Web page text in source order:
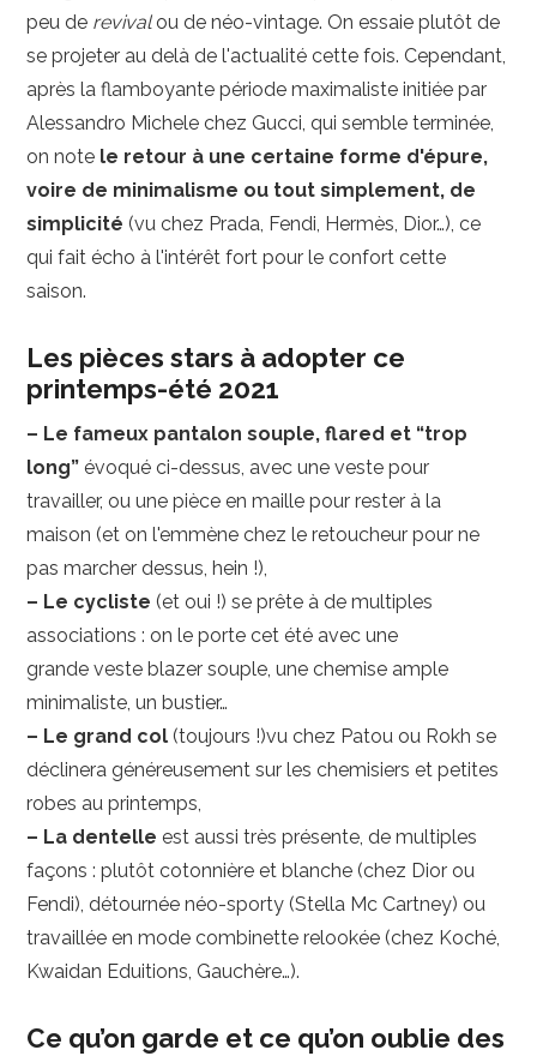
peu de revivalou de néo-vintage. On essaie plutôt de
se projeter au delà de l'actualité cette fois. Cependant,
après la flamboyante période maximaliste initiée par
Alessandro Michele chez Gucci, qui semble terminée,
on note le retour à une certaine forme d'épure,
voire de minimalisme ou tout simplement, de
simplicité (vu chez Prada, Fendi, Hermès, Dior…), ce
qui fait écho à l'intérêt fort pour le confort cette
saison.
Les pièces stars à adopter ce
printemps-été 2021
– Le fameux pantalon souple, flared et “trop
long” évoqué ci-dessus, avec une veste pour
travailler, ou une pièce en maille pour rester à la
maison (et on l'emmène chez le retoucheur pour ne
pas marcher dessus, hein !),
– Le cycliste (et oui !) se prête à de multiples
associations : on le porte cet été avec une
grande veste blazer souple, une chemise ample
minimaliste, un bustier…
– Le grand col(toujours !)vu chez Patou ou Rokh se
déclinera généreusement sur les chemisiers et petites
robes au printemps,
– La dentelle est aussi très présente, de multiples
façons : plutôt cotonnière et blanche (chez Dior ou
Fendi), détournée néo-sporty (Stella Mc Cartney) ou
travaillée en mode combinette relookée (chez Koché,
Kwaidan Eduitions, Gauchère…).
Ce qu’on garde et ce qu’on oublie des